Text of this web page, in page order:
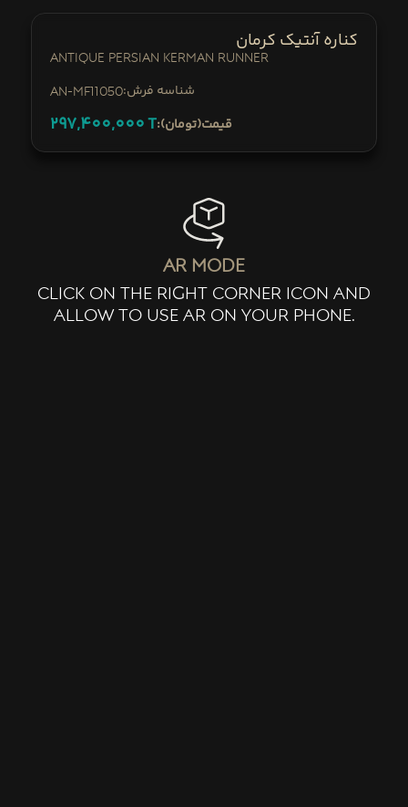
کناره آنتیک کرمان
Antique Persian Kerman Runner
AN-mf11050 :شناسه فرش
297,400,000T :قیمت(تومان)
ar mode
click on the right corner icon and
allow to use ar on your phone.